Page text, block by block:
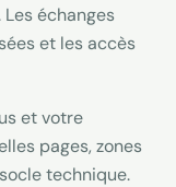
échanges
et les accès
et votre
pages, zones
technique.